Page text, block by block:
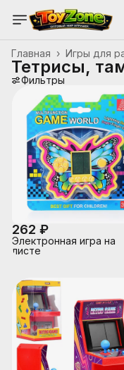
Игры для
Главная ›
Тетрисы,
Фильтры
262 ₽
Электронная игра на
листе